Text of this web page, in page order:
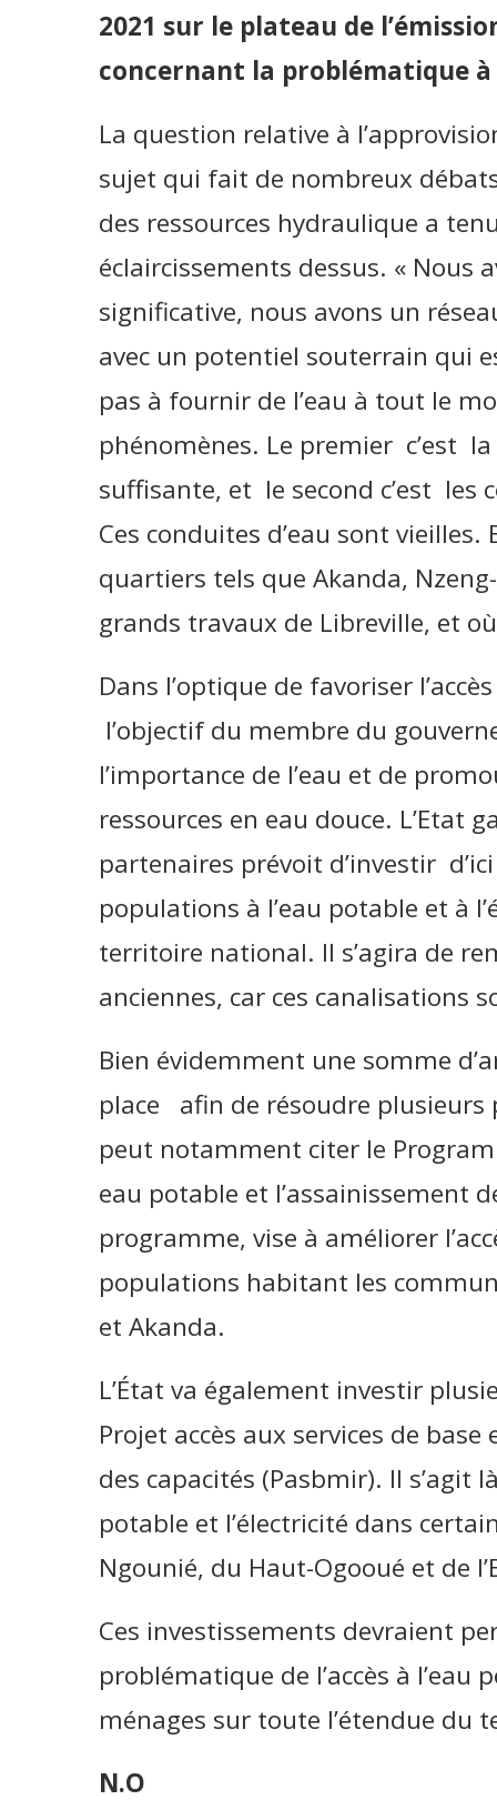
2021 sur le plateau de
concernant la problématique à
La question relative à
sujet qui fait de nombreux
des ressources hydraulique a
éclaircissements dessus. « Nous
significative, nous avons un
avec un potentiel souterrain qui
pas à fournir de l’eau à tout le
phénomènes. Le premier c’est
suffisante, et le second c’est les
Ces conduites d’eau sont
quartiers tels que Akanda,
grands travaux de Libreville, et
Dans l’optique de favoriser
l’objectif du membre du
l’importance de l’eau et de
ressources en eau douce. L’Etat
partenaires prévoit d’investir
populations à l’eau potable et à
territoire national. Il s’agira de
anciennes, car ces canalisations
Bien évidemment une somme
place afin de résoudre plusieurs
peut notamment citer le
eau potable et l’assainissement
programme, vise à améliorer
populations habitant les
et Akanda.
L’État va également investir
Projet accès aux services de
des capacités (Pasbmir). Il s’agit
potable et l’électricité dans
Ngounié, du Haut-Ogooué et de
Ces investissements devraient
problématique de l’accès à l’eau
ménages sur toute l’étendue du
N.O